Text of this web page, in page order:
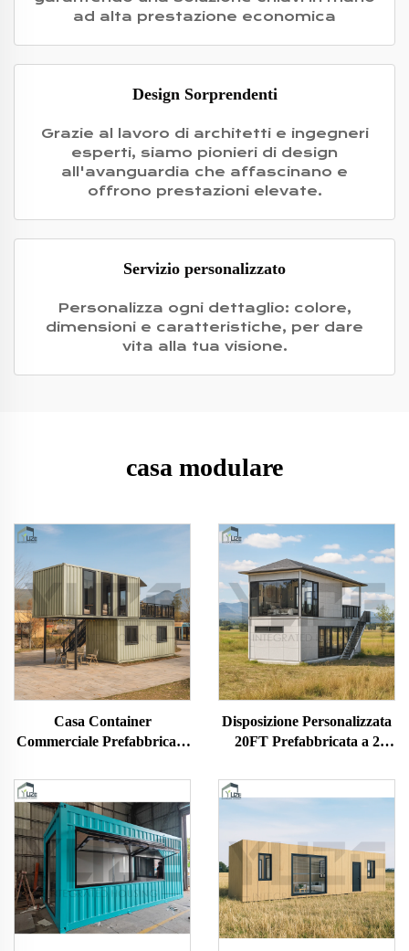
ad alta prestazione economica
Design Sorprendenti
Grazie al lavoro di architetti e ingegneri
esperti, siamo pionieri di design
all'avanguardia che affascinano e
offrono prestazioni elevate.
Servizio personalizzato
Personalizza ogni dettaglio: colore,
dimensioni e caratteristiche, per dare
vita alla tua visione.
casa modulare
Casa Container
Commerciale Prefabbricata
Caffetteria Ristorante
Disposizione Personalizzata
20FT Prefabbricata a 2
Container Piccola con
Bagno